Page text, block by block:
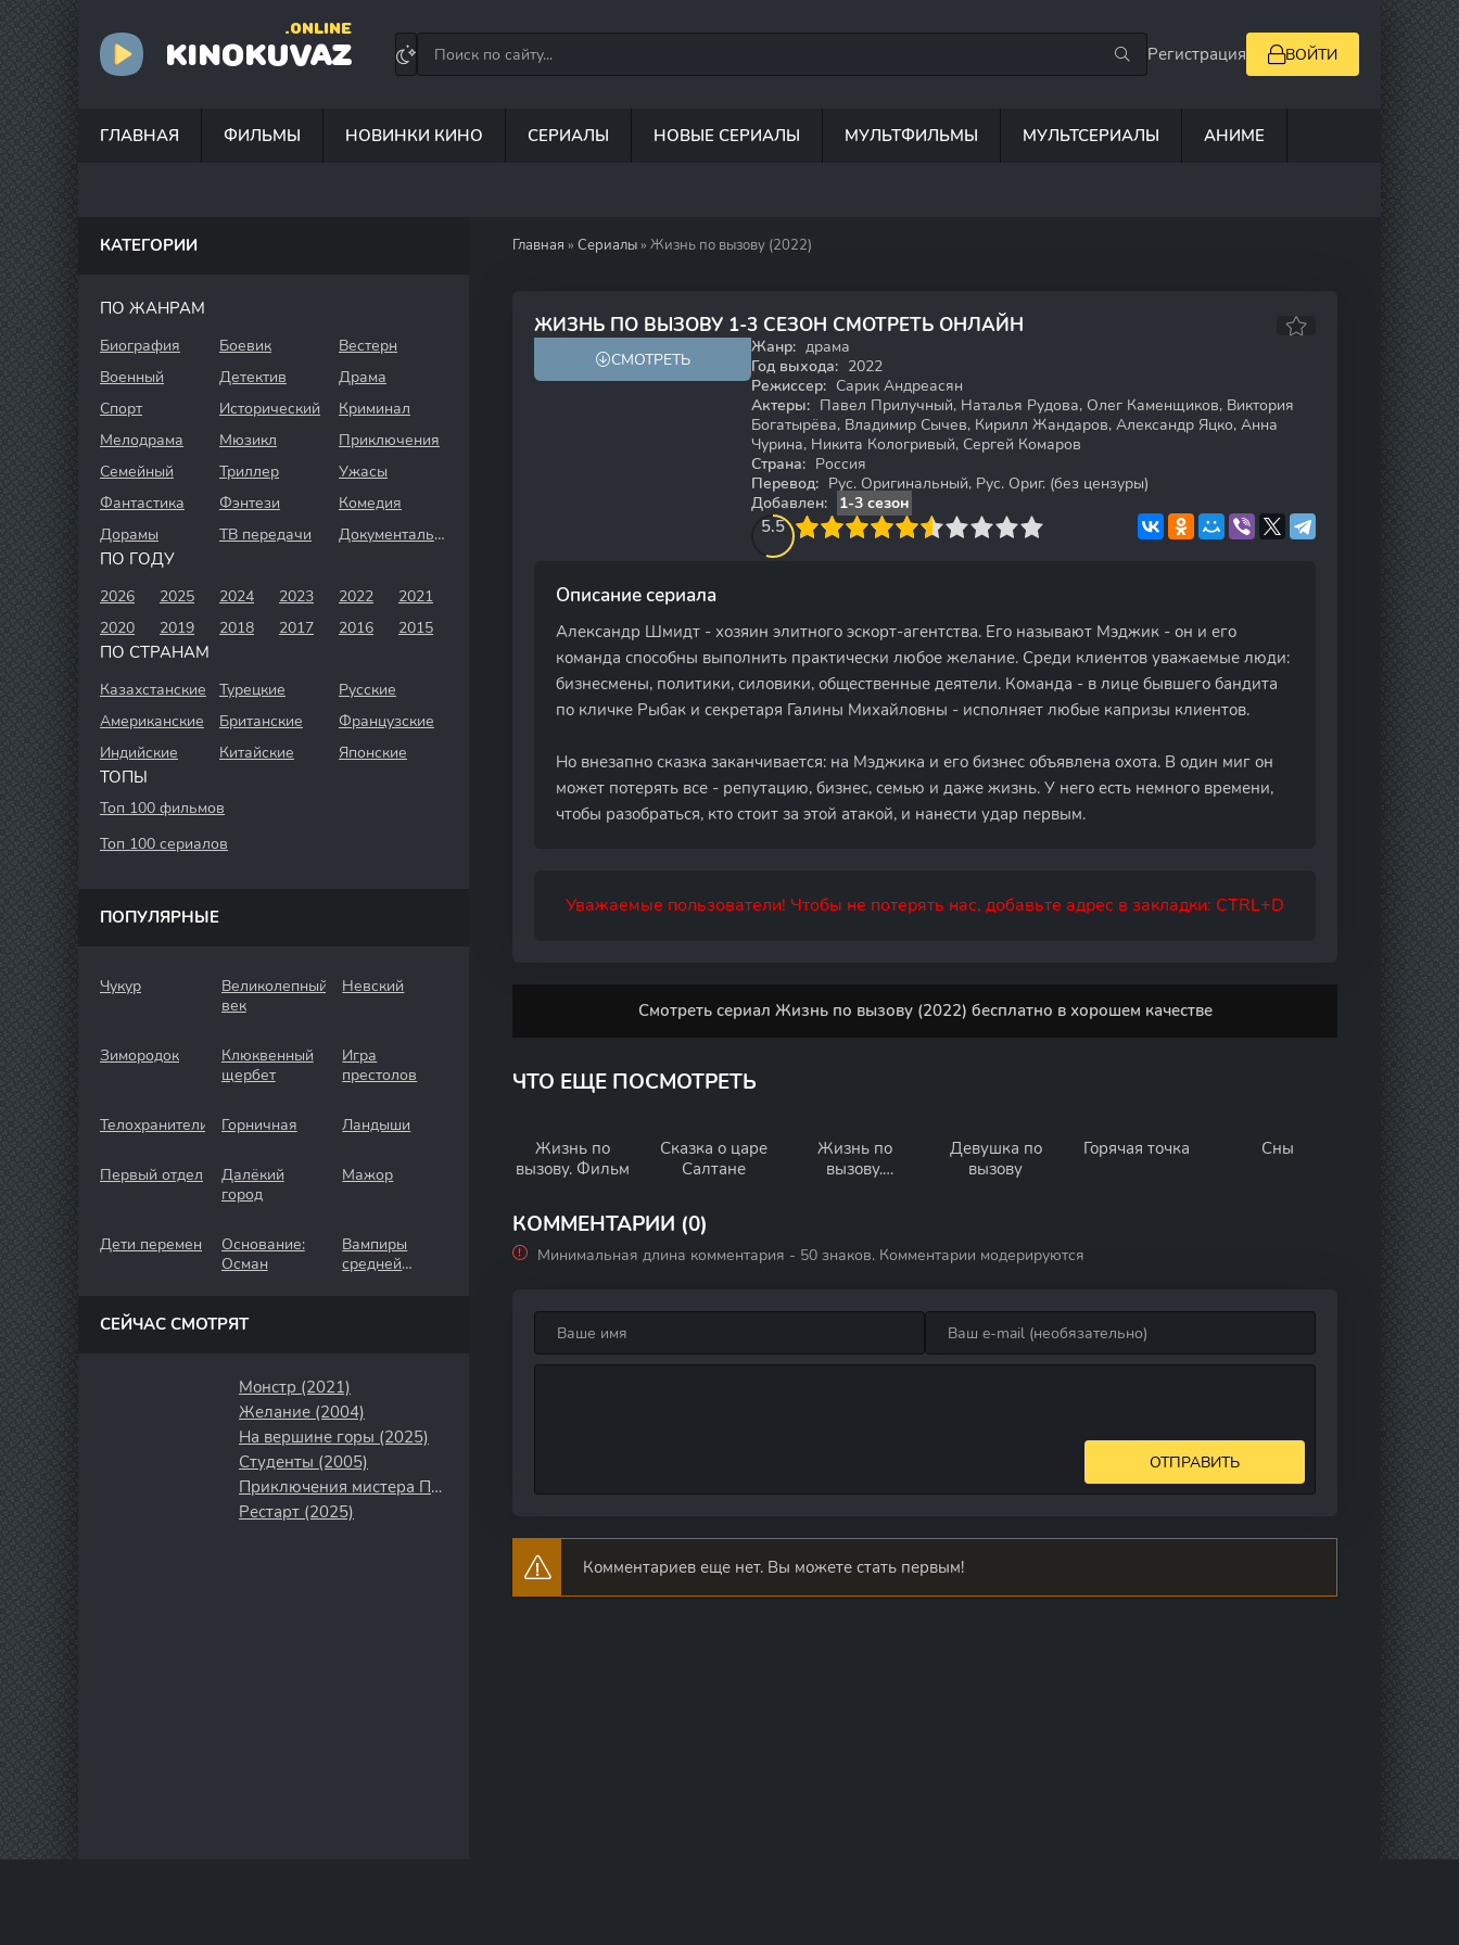
KINOKUVAZ
.ONLINE
Регистрация ВОЙТИ
ГЛАВНАЯ ФИЛЬМЫ НОВИНКИ КИНО СЕРИАЛЫ НОВЫЕ СЕРИАЛЫ МУЛЬТФИЛЬМЫ МУЛЬТСЕРИАЛЫ АНИМЕ
Главная » Сериалы » Жизнь по вызову (2022)
ЖИЗНЬ ПО ВЫЗОВУ 1-3 СЕЗОН СМОТРЕТЬ ОНЛАЙН
7.0
СМОТРЕТЬ
Жанр: драма
Год выхода: 2022
Режиссер: Сарик Андреасян
Актеры: Павел Прилучный, Наталья Рудова, Олег Каменщиков, Виктория
Богатырёва, Владимир Сычев, Кирилл Жандаров, Александр Яцко, Анна
Чурина, Никита Кологривый, Сергей Комаров
Страна: Россия
Перевод: Рус. Оригинальный, Рус. Ориг. (без цензуры)
Добавлен:
1-3 сезон
5.5
4 5 6 7 8 9 10
Описание сериала
Александр Шмидт - хозяин элитного эскорт-агентства. Его называют Мэджик - он и его
команда способны выполнить практически любое желание. Среди клиентов уважаемые люди:
бизнесмены, политики, силовики, общественные деятели. Команда - в лице бывшего бандита
по кличке Рыбак и секретаря Галины Михайловны - исполняет любые капризы клиентов.
Но внезапно сказка заканчивается: на Мэджика и его бизнес объявлена охота. В один миг он
может потерять все - репутацию, бизнес, семью и даже жизнь. У него есть немного времени,
чтобы разобраться, кто стоит за этой атакой, и нанести удар первым.
Уважаемые пользователи! Чтобы не потерять нас, добавьте адрес в закладки: CTRL+D
Смотреть сериал Жизнь по вызову (2022) бесплатно в хорошем качестве
ЧТО ЕЩЕ ПОСМОТРЕТЬ
Жизнь по
вызову. Фильм
Сказка о царе
Салтане
Жизнь по
вызову.
Девушка по
вызову
Горячая точка Сны
КОММЕНТАРИИ (0)
Минимальная длина комментария - 50 знаков. Комментарии модерируются
ОТПРАВИТЬ
Комментариев еще нет. Вы можете стать первым!
КАТЕГОРИИ
ПО ЖАНРАМ
Биография Боевик
Вестерн
Военный
Детектив
Драма
Спорт
Исторический
Криминал
Мелодрама
Мюзикл
Приключения
Семейный
Триллер
Ужасы
Фантастика
Фэнтези
Комедия
Дорамы
ТВ передачи Документальный
ПО ГОДУ
2026 2025 2024 2023 2022
2021
2020
2019 2018 2017 2016 2015
ПО СТРАНАМ
Казахстанские Турецкие
Русские
Американские
Британские
Французские
Индийские
Китайские Японские
ТОПЫ
Топ 100 фильмов
Топ 100 сериалов
ПОПУЛЯРНЫЕ
Чукур
Великолепный
век
Невский
Зимородок
Клюквенный
щербет
Игра
престолов
Телохранители Горничная Ландыши
Первый отдел
Далёкий
город
Мажор
Дети перемен
Основание:
Осман
Вампиры
средней
СЕЙЧАС СМОТРЯТ
Монстр (2021)
Желание (2004)
На вершине горы (2025)
Студенты (2005)
Приключения мистера Пибоди и Шермана (2014)
Рестарт (2025)